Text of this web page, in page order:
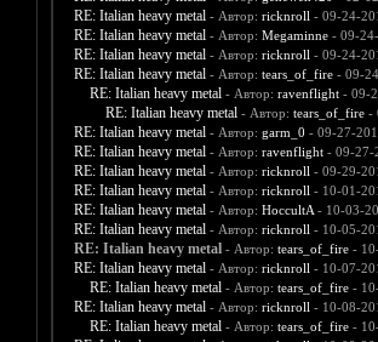
RE: Italian heavy metal - Автор: ricknroll - 09-24-
RE: Italian heavy metal - Автор: Megaminne- 09-24-
RE: Italian heavy metal - Автор: ricknroll - 09-24-
RE: Italian heavy metal - Автор: tears_of_fire- 09-
RE: Italian heavy metal - Автор: ravenflight- 09-
RE: Italian heavy metal - Автор: tears_of_fire-
RE: Italian heavy metal - Автор: garm_0 - 09-27-
RE: Italian heavy metal - Автор: ravenflight- 09-27-
RE: Italian heavy metal - Автор: ricknroll - 09-29-
RE: Italian heavy metal - Автор: ricknroll - 10-01-
RE: Italian heavy metal - Автор: HoccultA- 10-03-
RE: Italian heavy metal - Автор: ricknroll - 10-05-
RE: Italian heavy metal - Автор: tears_of_fire-
RE: Italian heavy metal - Автор: ricknroll - 10-07-
RE: Italian heavy metal - Автор: tears_of_fire-
RE: Italian heavy metal - Автор: ricknroll - 10-08-
RE: Italian heavy metal - Автор: tears_of_fire-